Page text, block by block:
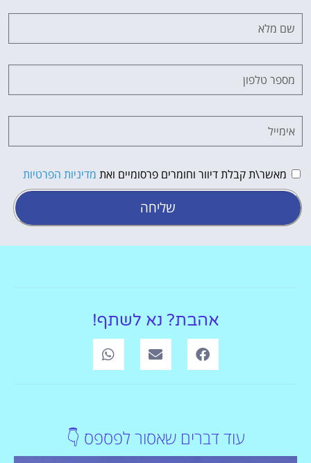
מאשר\ת קבלת דיוור וחומרים פרסומיים ואת מדיניות הפרטיות
שליחה
אהבת? נא לשתף!
עוד דברים שאסור לפספס 👇